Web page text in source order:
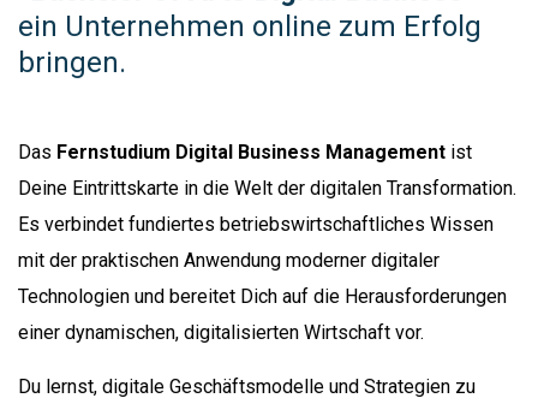
ein Unternehmen online zum Erfolg
bringen.
Das Fernstudium Digital Business Management ist
Deine Eintrittskarte in die Welt der digitalen Transformation.
Es verbindet fundiertes betriebswirtschaftliches Wissen
mit der praktischen Anwendung moderner digitaler
Technologien und bereitet Dich auf die Herausforderungen
einer dynamischen, digitalisierten Wirtschaft vor.
Du lernst, digitale Geschäftsmodelle und Strategien zu